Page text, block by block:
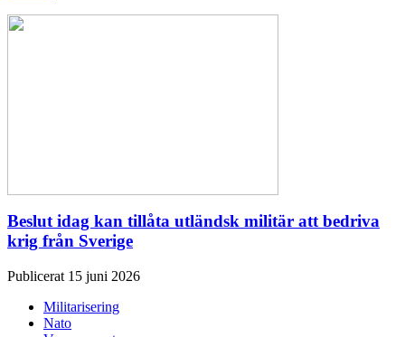
Beslut idag kan tillåta utländsk militär att bedriva
krig från Sverige
Publicerat 15 juni 2026
Militarisering
Nato